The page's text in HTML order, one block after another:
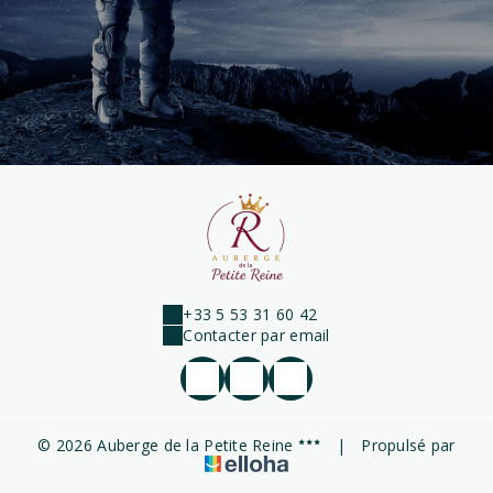
+33 5 53 31 60 42
Contacter par email
© 2026 Auberge de la Petite Reine | Propulsé par